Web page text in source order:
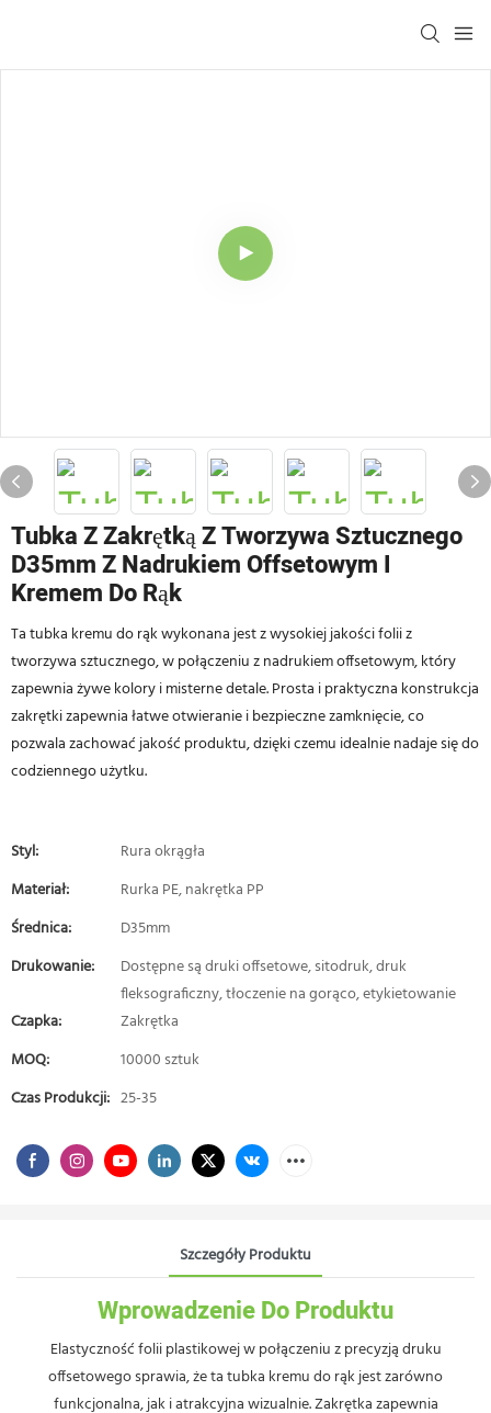
Tubka Z Zakrętką Z Tworzywa Sztucznego
D35mm Z Nadrukiem Offsetowym I
Kremem Do Rąk
Ta tubka kremu do rąk wykonana jest z wysokiej jakości folii z
tworzywa sztucznego, w połączeniu z nadrukiem offsetowym, który
zapewnia żywe kolory i misterne detale. Prosta i praktyczna konstrukcja
zakrętki zapewnia łatwe otwieranie i bezpieczne zamknięcie, co
pozwala zachować jakość produktu, dzięki czemu idealnie nadaje się do
codziennego użytku.
Styl:
Rura okrągła
Materiał:
Rurka PE, nakrętka PP
Średnica:
D35mm
Drukowanie:
Dostępne są druki offsetowe, sitodruk, druk
fleksograficzny, tłoczenie na gorąco, etykietowanie
Czapka:
Zakrętka
MOQ:
10000 sztuk
Czas Produkcji: 25-35
Szczegóły Produktu
Wprowadzenie Do Produktu
Elastyczność folii plastikowej w połączeniu z precyzją druku
offsetowego sprawia, że ​​ta tubka kremu do rąk jest zarówno
funkcjonalna, jak i atrakcyjna wizualnie. Zakrętka zapewnia